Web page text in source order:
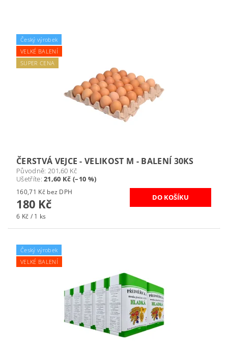
Český výrobek
VELKÉ BALENÍ
SUPER CENA
ČERSTVÁ VEJCE - VELIKOST M - BALENÍ 30KS
Původně: 201,60 Kč
Ušetříte:21,60 Kč (–10 %)
160,71 Kč bez DPH
180 Kč
6 Kč / 1 ks
Český výrobek
VELKÉ BALENÍ